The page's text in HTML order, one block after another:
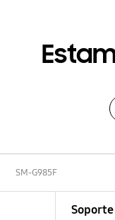
SM-G985F
Soporte